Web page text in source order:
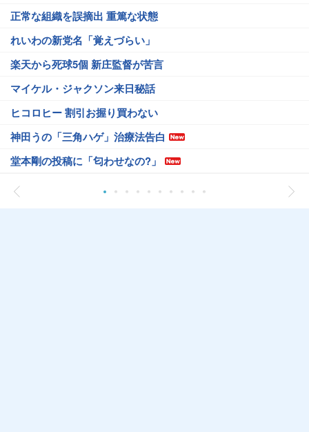
正常な組織を誤摘出 重篤な状態
れいわの新党名「覚えづらい」
楽天から死球5個 新庄監督が苦言
マイケル・ジャクソン来日秘話
ヒコロヒー 割引お握り買わない
神田うの「三角ハゲ」治療法告白
堂本剛の投稿に「匂わせなの?」